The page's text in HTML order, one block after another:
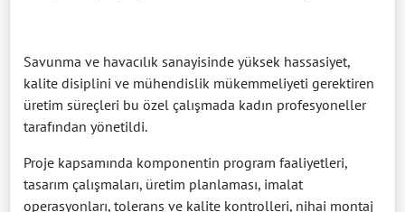
Savunma ve havacılık sanayisinde yüksek hassasiyet,
kalite disiplini ve mühendislik mükemmeliyeti gerektiren
üretim süreçleri bu özel çalışmada kadın profesyoneller
tarafından yönetildi.
Proje kapsamında komponentin program faaliyetleri,
tasarım çalışmaları, üretim planlaması, imalat
operasyonları, tolerans ve kalite kontrolleri, nihai montaj